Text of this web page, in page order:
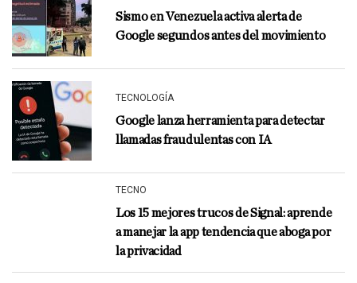
Sismo en Venezuela activa alerta de
Google segundos antes del movimiento
TECNOLOGÍA
Google lanza herramienta para detectar
llamadas fraudulentas con IA
TECNO
Los 15 mejores trucos de Signal: aprende
a manejar la app tendencia que aboga por
la privacidad